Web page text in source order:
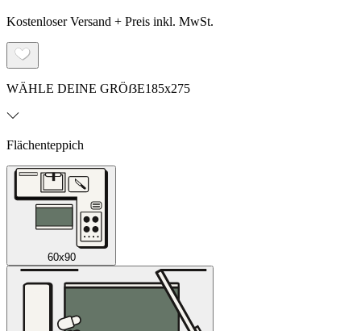
Kostenloser Versand + Preis inkl. MwSt.
WÄHLE DEINE GRÖẞE185x275
Flächenteppich
60x90